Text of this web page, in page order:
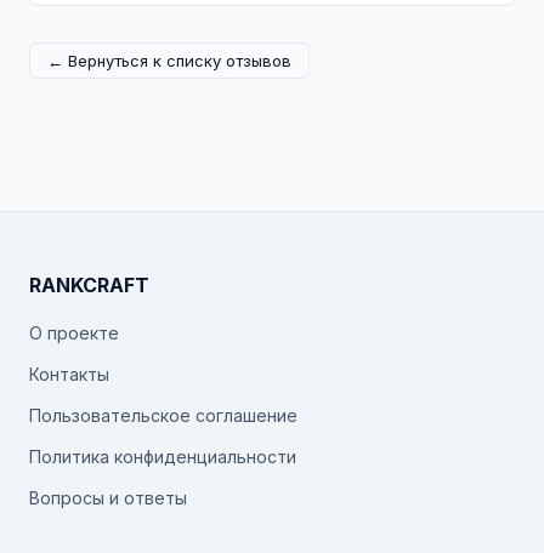
← Вернуться к списку отзывов
RANKCRAFT
О проекте
Контакты
Пользовательское соглашение
Политика конфиденциальности
Вопросы и ответы